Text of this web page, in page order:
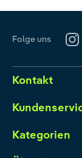
Folge uns
Kontakt
Kategorien